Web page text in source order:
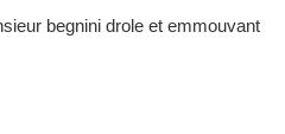
begnini drole et emmouvant